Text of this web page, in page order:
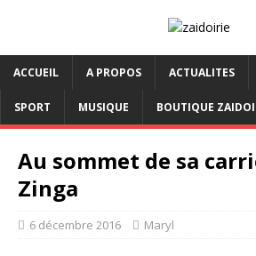
ACCUEIL A PROPOS ACTUALITES
SPORT MUSIQUE BOUTIQUE
Au sommet de sa
Zinga
6 décembre 2016 Maryl